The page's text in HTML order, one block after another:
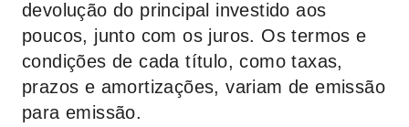
devolução do principal investido aos
poucos, junto com os juros. Os termos e
condições de cada título, como taxas,
prazos e amortizações, variam de emissão
para emissão.